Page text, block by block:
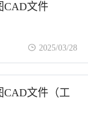
CAD文件
2025/03/28
CAD文件（工